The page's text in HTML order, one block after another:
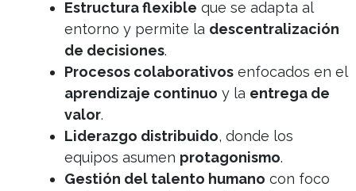
Estructura flexible que se adapta al
entorno y permite la descentralización
de decisiones.
Procesos colaborativosenfocados en el
aprendizaje continuo y la entrega de
valor.
Liderazgo distribuido, donde los
equipos asumen protagonismo.
Gestión del talento humano con foco